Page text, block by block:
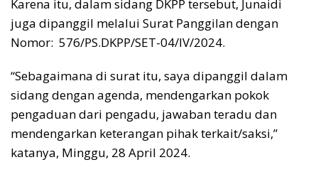
Karena itu, dalam sidang DKPP tersebut, Junaidi
juga dipanggil melalui Surat Panggilan dengan
Nomor: 576/PS.DKPP/SET-04/IV/2024.
“Sebagaimana di surat itu, saya dipanggil dalam
sidang dengan agenda, mendengarkan pokok
pengaduan dari pengadu, jawaban teradu dan
mendengarkan keterangan pihak terkait/saksi,”
katanya, Minggu, 28 April 2024.